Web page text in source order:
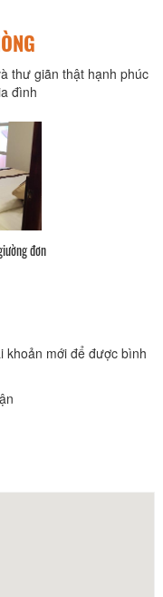
thư giãn thật hạnh phúc
đình
khoản mới để được bình